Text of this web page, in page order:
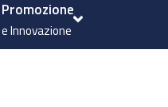
Promozione
e Innovazione